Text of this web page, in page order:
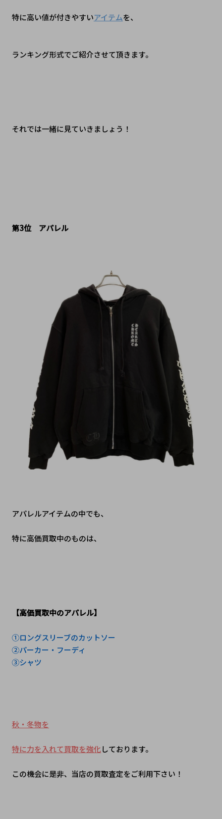
特に高い値が付きやすいアイテムを、
ランキング形式でご紹介させて頂きます。
それでは一緒に見ていきましょう！
第3位　アパレル
アパレルアイテムの中でも、
特に高価買取中のものは、
【高価買取中のアパレル】
①ロングスリーブのカットソー
②パーカー・フーディ
③シャツ
秋・冬物を
﻿特に力を入れて買取を強化しております。
この機会に是非、当店の買取査定をご利用下さい！